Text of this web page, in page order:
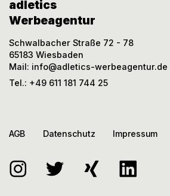
adletics
Werbeagentur
Schwalbacher Straße 72 - 78
65183 Wiesbaden
Mail: info@adletics-werbeagentur.de
Tel.: +49 611 181 744 25
AGB Datenschutz Impressum